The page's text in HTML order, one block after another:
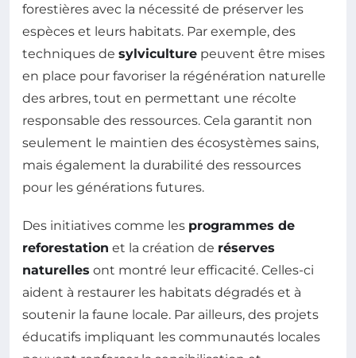
forestières avec la nécessité de préserver les
espèces et leurs habitats. Par exemple, des
techniques de sylviculture peuvent être mises
en place pour favoriser la régénération naturelle
des arbres, tout en permettant une récolte
responsable des ressources. Cela garantit non
seulement le maintien des écosystèmes sains,
mais également la durabilité des ressources
pour les générations futures.
Des initiatives comme les programmes de
reforestation et la création de réserves
naturelles ont montré leur efficacité. Celles-ci
aident à restaurer les habitats dégradés et à
soutenir la faune locale. Par ailleurs, des projets
éducatifs impliquant les communautés locales